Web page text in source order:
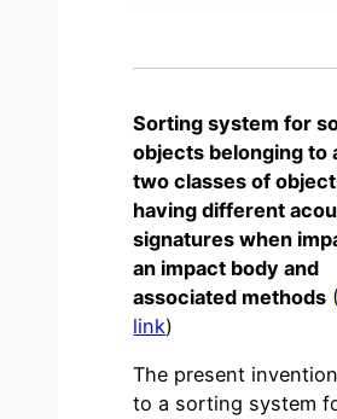
Sorting system for
objects belonging to
two classes of
having different
signatures when
an impact body and
associated methods
link)
The present
to a sorting system